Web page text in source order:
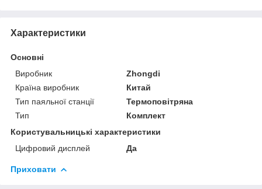
Характеристики
Основні
Виробник
Zhongdi
Країна виробник
Китай
Тип паяльної станції
Термоповітряна
Тип
Комплект
Користувальницькі характеристики
Цифровий дисплей
Да
Приховати